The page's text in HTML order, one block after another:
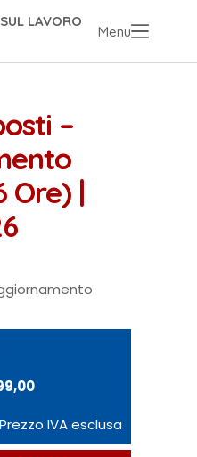
LAVORO
Menu
–
Ore) |
Prezzo IVA esclusa